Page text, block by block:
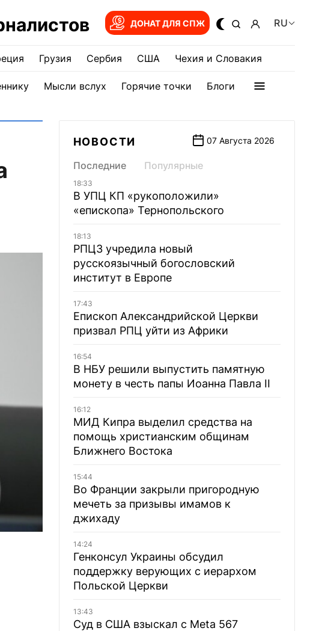
ДОНАТ ДЛЯ СПЖ RU
Грузия Сербия США Чехия и Словакия
Мысли вслух Горячие точки Блоги
НОВОСТИ 07 Августа 2026
Последние Популярные
18:33
В УПЦ КП «рукоположили»
«епископа» Тернопольского
18:13
РПЦЗ учредила новый
русскоязычный богословский
институт в Европе
17:43
Епископ Александрийской Церкви
призвал РПЦ уйти из Африки
16:54
В НБУ решили выпустить памятную
монету в честь папы Иоанна Павла II
16:12
МИД Кипра выделил средства на
помощь христианским общинам
Ближнего Востока
15:44
Во Франции закрыли пригородную
мечеть за призывы имамов к
джихаду
14:24
Генконсул Украины обсудил
поддержку верующих с иерархом
Польской Церкви
13:43
Суд в США взыскал с Meta 567